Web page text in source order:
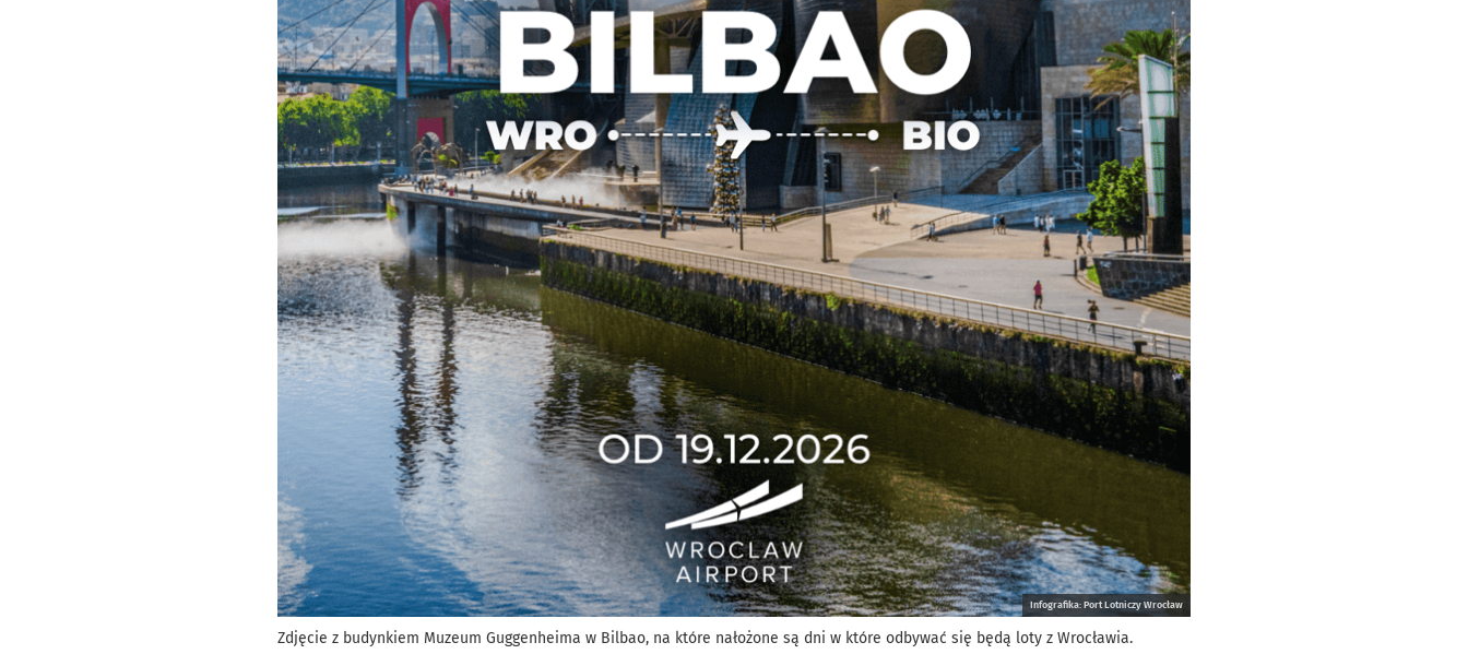
Infografika: Port Lotniczy Wrocław
Zdjęcie z budynkiem Muzeum Guggenheima w Bilbao, na które nałożone są dni w które odbywać się będą loty z Wrocławia.